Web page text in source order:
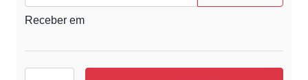
Receber em